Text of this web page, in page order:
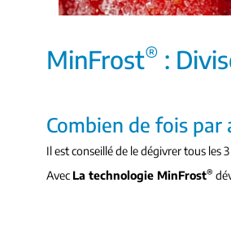
MinFrost® :
Combien de fois
Il est conseillé de le dégivrer tous les
Avec La technologie MinFrost®